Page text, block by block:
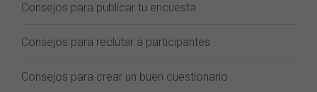
Consejos para publicar tu encuesta
Consejos para reclutar a participantes
Consejos para crear un buen cuestionario